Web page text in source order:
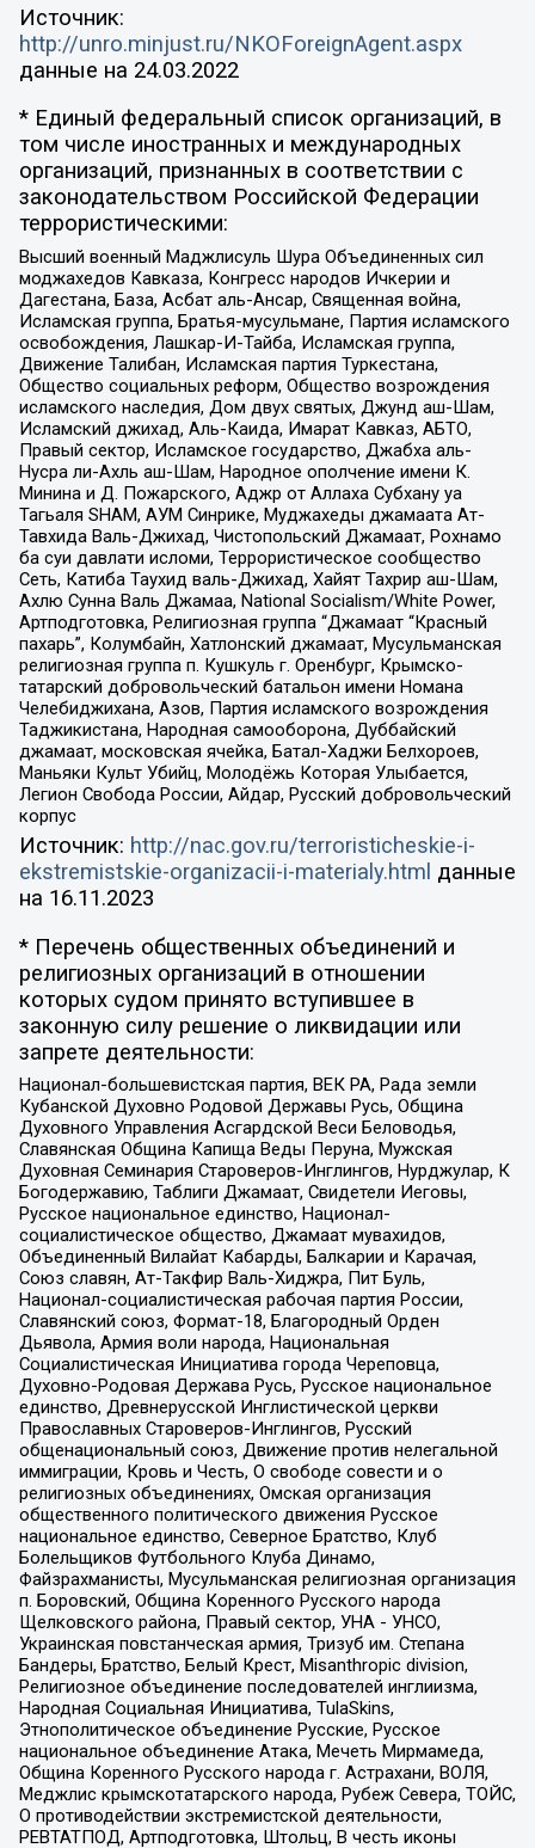
Источник:
http://unro.minjust.ru/NKOForeignAgent.aspx
данные на 24.03.2022
* Единый федеральный список организаций, в
том числе иностранных и международных
организаций, признанных в соответствии с
законодательством Российской Федерации
террористическими:
Высший военный Маджлисуль Шура Объединенных сил
моджахедов Кавказа, Конгресс народов Ичкерии и
Дагестана, База, Асбат аль-Ансар, Священная война,
Исламская группа, Братья-мусульмане, Партия исламского
освобождения, Лашкар-И-Тайба, Исламская группа,
Движение Талибан, Исламская партия Туркестана,
Общество социальных реформ, Общество возрождения
исламского наследия, Дом двух святых, Джунд аш-Шам,
Исламский джихад, Аль-Каида, Имарат Кавказ, АБТО,
Правый сектор, Исламское государство, Джабха аль-
Нусра ли-Ахль аш-Шам, Народное ополчение имени К.
Минина и Д. Пожарского, Аджр от Аллаха Субхану уа
Тагьаля SHAM, АУМ Синрике, Муджахеды джамаата Ат-
Тавхида Валь-Джихад, Чистопольский Джамаат, Рохнамо
ба суи давлати исломи, Террористическое сообщество
Сеть, Катиба Таухид валь-Джихад, Хайят Тахрир аш-Шам,
Ахлю Сунна Валь Джамаа, National Socialism/White Power,
Артподготовка, Религиозная группа “Джамаат “Красный
пахарь”, Колумбайн, Хатлонский джамаат, Мусульманская
религиозная группа п. Кушкуль г. Оренбург, Крымско-
татарский добровольческий батальон имени Номана
Челебиджихана, Азов, Партия исламского возрождения
Таджикистана, Народная самооборона, Дуббайский
джамаат, московская ячейка, Батал-Хаджи Белхороев,
Маньяки Культ Убийц, Молодёжь Которая Улыбается,
Легион Свобода России, Айдар, Русский добровольческий
корпус
Источник: http://nac.gov.ru/terroristicheskie-i-
ekstremistskie-organizacii-i-materialy.html данные
на 16.11.2023
* Перечень общественных объединений и
религиозных организаций в отношении
которых судом принято вступившее в
законную силу решение о ликвидации или
запрете деятельности:
Национал-большевистская партия, ВЕК РА, Рада земли
Кубанской Духовно Родовой Державы Русь, Община
Духовного Управления Асгардской Веси Беловодья,
Славянская Община Капища Веды Перуна, Мужская
Духовная Семинария Староверов-Инглингов, Нурджулар, К
Богодержавию, Таблиги Джамаат, Свидетели Иеговы,
Русское национальное единство, Национал-
социалистическое общество, Джамаат мувахидов,
Объединенный Вилайат Кабарды, Балкарии и Карачая,
Союз славян, Ат-Такфир Валь-Хиджра, Пит Буль,
Национал-социалистическая рабочая партия России,
Славянский союз, Формат-18, Благородный Орден
Дьявола, Армия воли народа, Национальная
Социалистическая Инициатива города Череповца,
Духовно-Родовая Держава Русь, Русское национальное
единство, Древнерусской Инглистической церкви
Православных Староверов-Инглингов, Русский
общенациональный союз, Движение против нелегальной
иммиграции, Кровь и Честь, О свободе совести и о
религиозных объединениях, Омская организация
общественного политического движения Русское
национальное единство, Северное Братство, Клуб
Болельщиков Футбольного Клуба Динамо,
Файзрахманисты, Мусульманская религиозная организация
п. Боровский, Община Коренного Русского народа
Щелковского района, Правый сектор, УНА - УНСО,
Украинская повстанческая армия, Тризуб им. Степана
Бандеры, Братство, Белый Крест, Misanthropic division,
Религиозное объединение последователей инглиизма,
Народная Социальная Инициатива, TulaSkins,
Этнополитическое объединение Русские, Русское
национальное объединение Атака, Мечеть Мирмамеда,
Община Коренного Русского народа г. Астрахани, ВОЛЯ,
Меджлис крымскотатарского народа, Рубеж Севера, ТОЙС,
О противодействии экстремистской деятельности,
РЕВТАТПОД, Артподготовка, Штольц, В честь иконы